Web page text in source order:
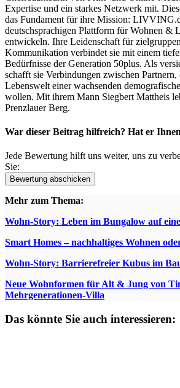
Expertise und ein starkes Netzwerk mit.
das Fundament für ihre Mission:
deutschsprachigen Plattform für Wohnen &
entwickeln. Ihre Leidenschaft für
Kommunikation verbindet sie mit einem
Bedürfnisse der Generation 50plus. Als
schafft sie Verbindungen zwischen Partnern,
Lebenswelt einer wachsenden
wollen. Mit ihrem Mann Siegbert Mattheis
Prenzlauer Berg.
War dieser Beitrag hilfreich? Hat er
Jede Bewertung hilft uns weiter, uns zu
Sie:
Mehr zum Thema:
Wohn-Story: Leben im Bungalow auf
Smart Homes – nachhaltiges Wohnen
Wohn-Story: Barrierefreier Kubus im
Neue Wohnformen für Alt & Jung von
Mehrgenerationen-Villa
Das könnte Sie auch interessieren: